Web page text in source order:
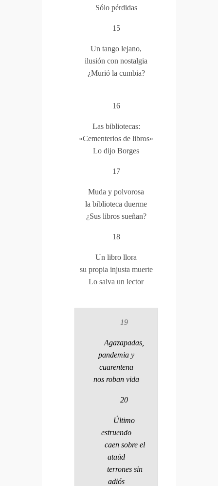
Sólo pérdidas
15
Un tango lejano,
ilusión con nostalgia
¿Murió la cumbia?
16
Las bibliotecas:
«Cementerios de libros»
Lo dijo Borges
17
Muda y polvorosa
la biblioteca duerme
¿Sus libros sueñan?
18
Un libro llora
su propia injusta muerte
Lo salva un lector
19
Agazapadas,
pandemia y
cuarentena
nos roban vida
20
Último
estruendo
caen sobre el
ataúd
terrones sin
adiós